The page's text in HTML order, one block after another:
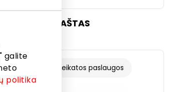
galite
politika
LIETUVOS PAŠTAS
Grožio ir sveikatos paslaugos